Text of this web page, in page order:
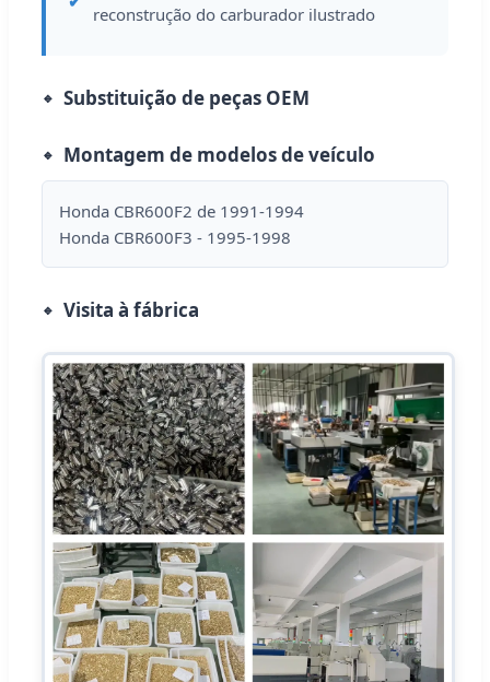
reconstrução do carburador ilustrado
Substituição de peças OEM
Montagem de modelos de veículo
Honda CBR600F2 de 1991-1994
Honda CBR600F3 - 1995-1998
Visita à fábrica